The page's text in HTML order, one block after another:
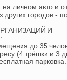
на личном авто и
городов -
И
до 35
(4 трёшки и 3